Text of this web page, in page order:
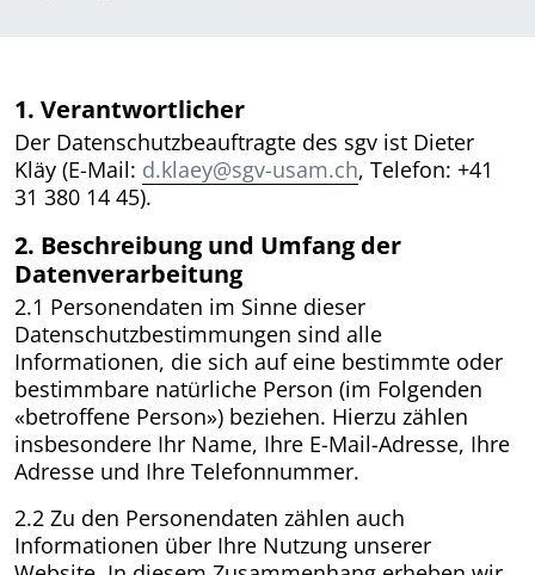
1. Verantwortlicher
Der Datenschutzbeauftragte des sgv ist Dieter
Kläy (E-Mail: d.klaey@sgv-usam.ch, Telefon: +41
31 380 14 45).
2. Beschreibung und Umfang der
Datenverarbeitung
2.1 Personendaten im Sinne dieser
Datenschutzbestimmungen sind alle
Informationen, die sich auf eine bestimmte oder
bestimmbare natürliche Person (im Folgenden
«betroffene Person») beziehen. Hierzu zählen
insbesondere Ihr Name, Ihre E-Mail-Adresse, Ihre
Adresse und Ihre Telefonnummer.
2.2 Zu den Personendaten zählen auch
Informationen über Ihre Nutzung unserer